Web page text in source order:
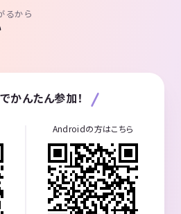
るから
かんたん参加！
Androidの方はこちら